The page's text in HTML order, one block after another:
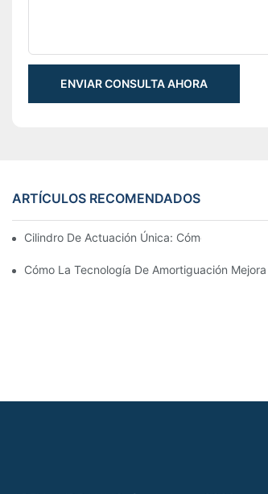
ENVIAR CONSULTA AHORA
ARTÍCULOS RECOMENDADOS
Cilindro De Actuación Única: Cómo Funciona
Cómo La Tecnología De Amortiguación